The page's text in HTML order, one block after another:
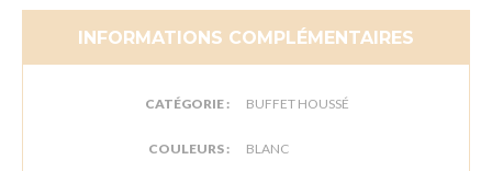
INFORMATIONS COMPLÉMENTAIRES
CATÉGORIE : BUFFET HOUSSÉ
COULEURS : BLANC